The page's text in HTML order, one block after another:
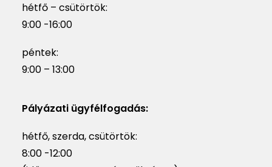
hétfő – csütörtök:
9:00 -16:00
péntek:
9:00 – 13:00
Pályázati ügyfélfogadás:
hétfő, szerda, csütörtök:
8:00 -12:00